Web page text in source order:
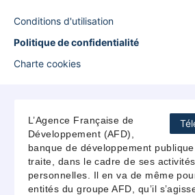
Conditions d'utilisation
Politique de confidentialité
Charte cookies
L’Agence Française de
Développement (AFD),
banque de développement
traite, dans le cadre de ses
personnelles. Il en va de même
entités du groupe AFD, qu’il